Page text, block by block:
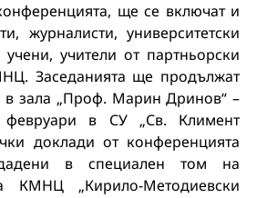
ще се включат и
журналисти, университетски
учени, учители от партньорски
Заседанията ще продължат
в зала „Проф. Марин Дринов“ –
в СУ „Св. Климент
доклади от конференцията
в специален том на
КМНЦ „Кирило-Методиевски